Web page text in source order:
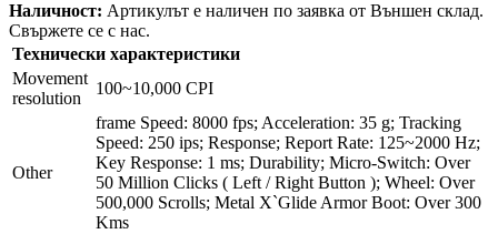
Наличност: Артикулът е наличен по заявка от Външен склад.
Свържете се с нас.
Технически характеристики
Movement
resolution
100~10,000 CPI
Other
frame Speed: 8000 fps; Acceleration: 35 g; Tracking
Speed: 250 ips; Response; Report Rate: 125~2000 Hz;
Key Response: 1 ms; Durability; Micro-Switch: Over
50 Million Clicks ( Left / Right Button ); Wheel: Over
500,000 Scrolls; Metal X`Glide Armor Boot: Over 300
Kms